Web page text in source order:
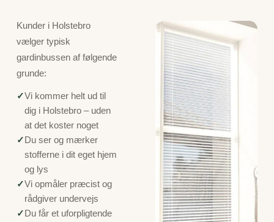
Kunder i Holstebro
vælger typisk
gardinbussen af følgende
grunde:
✓Vi kommer helt ud til
dig i Holstebro – uden
at det koster noget
✓Du ser og mærker
stofferne i dit eget hjem
og lys
✓Vi opmåler præcist og
rådgiver undervejs
✓Du får et uforpligtende